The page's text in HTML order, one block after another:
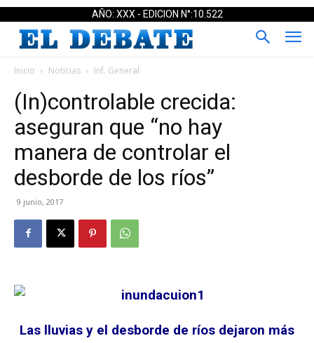
AÑO: XXX - EDICION N°:10.522
Inicio Noticias Inf. General
(In)controlable crecida:
aseguran que “no hay
manera de controlar el
desborde de los ríos”
9 junio, 2017
Las lluvias y el desborde de ríos dejaron más